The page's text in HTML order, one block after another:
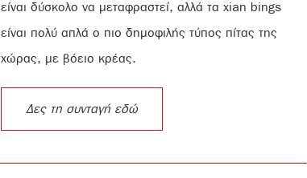
είναι δύσκολο να μεταφραστεί, αλλά τα xian bings
είναι πολύ απλά ο πιο δημοφιλής τύπος πίτας της
χώρας, με βόειο κρέας.
Δες τη συνταγή εδώ